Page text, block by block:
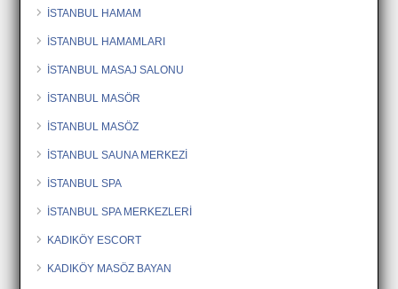
İSTANBUL HAMAM
İSTANBUL HAMAMLARI
İSTANBUL MASAJ SALONU
İSTANBUL MASÖR
İSTANBUL MASÖZ
İSTANBUL SAUNA MERKEZİ
İSTANBUL SPA
İSTANBUL SPA MERKEZLERİ
KADIKÖY ESCORT
KADIKÖY MASÖZ BAYAN